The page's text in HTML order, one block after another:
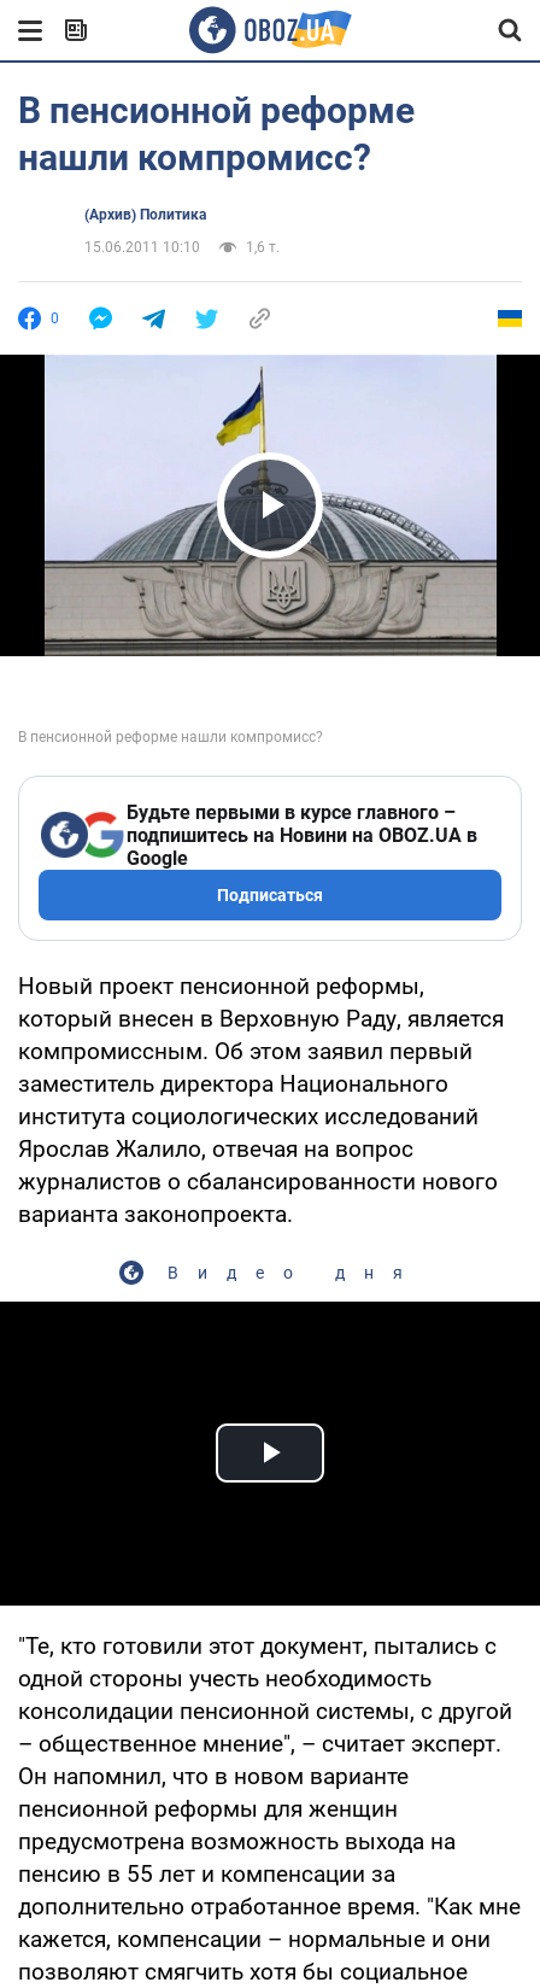
В пенсионной реформе
нашли компромисс?
(Архив) Политика
15.06.2011 10:10
1,6 т.
0
Play Video
Будьте первыми в курсе главного –
подпишитесь на Новини на OBOZ.UA в
Google
Подписаться
Новый проект пенсионной реформы,
который внесен в Верховную Раду, является
компромиссным. Об этом заявил первый
заместитель директора Национального
института социологических исследований
Ярослав Жалило, отвечая на вопрос
журналистов о сбалансированности нового
варианта законопроекта.
Видео дня
Play Video
"Те, кто готовили этот документ, пытались с
одной стороны учесть необходимость
консолидации пенсионной системы, с другой
– общественное мнение", – считает эксперт.
Он напомнил, что в новом варианте
пенсионной реформы для женщин
предусмотрена возможность выхода на
пенсию в 55 лет и компенсации за
дополнительно отработанное время. "Как мне
кажется, компенсации – нормальные и они
позволяют смягчить хотя бы социальное